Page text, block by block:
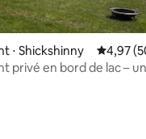
⋅ Shickshinny
4,97
privé en bord de lac –